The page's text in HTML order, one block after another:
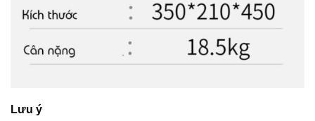
Lưu ý